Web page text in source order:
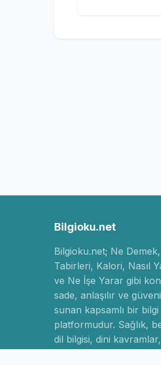
Bilgioku.net
Bilgioku.net; Ne
Tabirleri, Kalori, Nasıl
ve Ne İşe Yarar gibi
sade, anlaşılır ve
sunan kapsamlı bir bilgi
platformudur. Sağlık,
dil bilgisi, dini